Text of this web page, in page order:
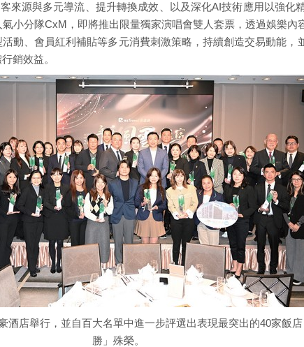
來源與多元導流、提升轉換成效、以及深化AI技術應用以強化
小分隊CxM，即將推出限量獨家演唱會雙人套票，透過娛樂內
動、會員紅利補貼等多元消費刺激策略，持續創造交易動能，
銷效益。
店舉行，並自百大名單中進一步評選出表現最突出的40家飯
勝」殊榮。